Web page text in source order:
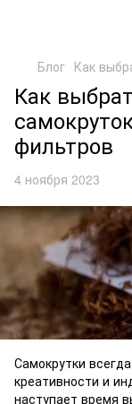
Блог Как
Как
фильтров
4 ноября 2023
Самокрутки
креативности и
наступает время